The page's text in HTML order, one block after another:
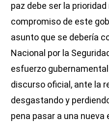
paz debe ser la
compromiso de este
asunto que se debería
Nacional por la
esfuerzo gubernamental
discurso oficial, ante la
desgastando y
pena pasar a una